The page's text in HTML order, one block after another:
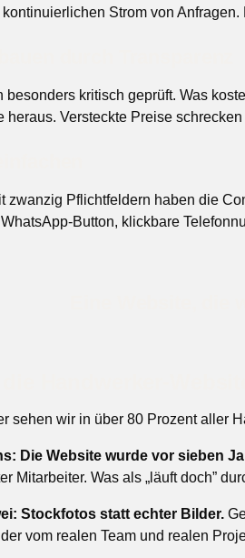
Strom von
besonders kritisch geprüft. Was
heraus. Versteckte Preise
zwanzig Pflichtfeldern haben die
Button, klickbare
sehen wir in über 80 Prozent aller
Die Website wurde vor sieben
Mitarbeiter. Was als „läuft doch”
Stockfotos statt echter Bilder.
vom realen Team und realen